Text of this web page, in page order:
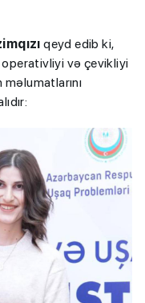
qeyd edib ki,
və çevikliyi